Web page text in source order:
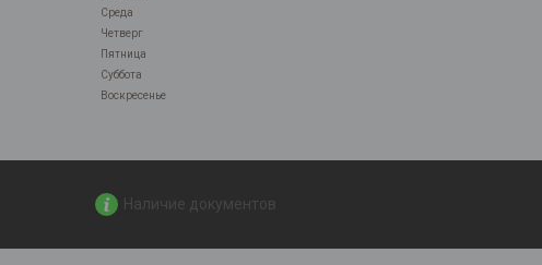
Среда
Четверг
Пятница
Суббота
Воскресенье
Наличие документов